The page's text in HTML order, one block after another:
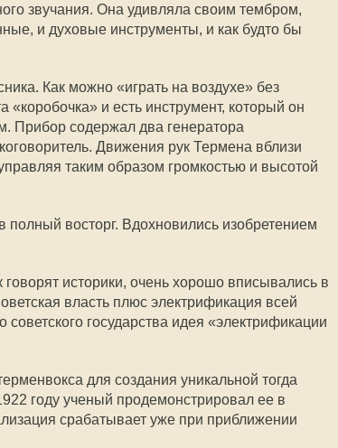
звучания. Она удивляла своим тембром,
и духовые инструменты, и как будто бы
Как можно «играть на воздухе» без
«коробочка» и есть инструмент, который он
Прибор содержал два генератора
Движения рук Термена вблизи
таким образом громкостью и высотой
восторг. Вдохновились изобретением
историки, очень хорошо вписывались в
власть плюс электрификация всей
государства идея «электрификации
для создания уникальной тогда
году ученый продемонстрировал ее в
срабатывает уже при приближении